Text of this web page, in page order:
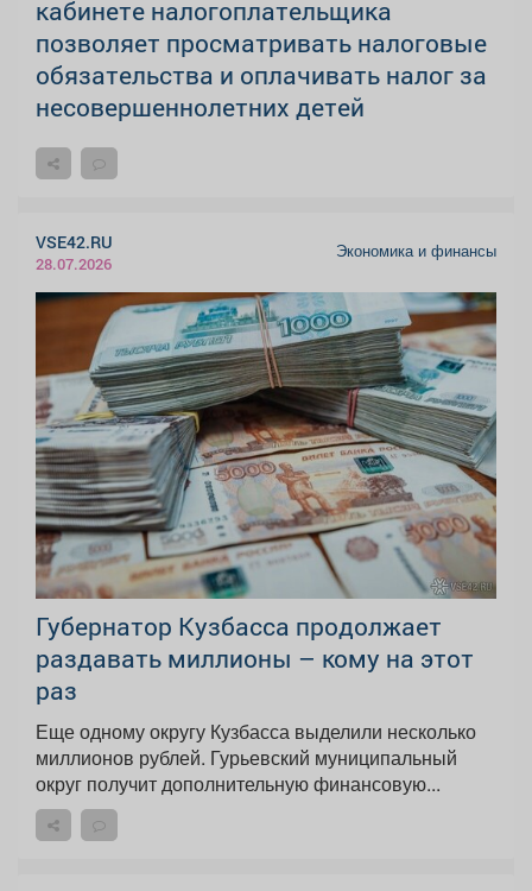
кабинете налогоплательщика
позволяет просматривать налоговые
обязательства и оплачивать налог за
несовершеннолетних детей
VSE42.RU
28.07.2026
Экономика и финансы
Губернатор Кузбасса продолжает
раздавать миллионы – кому на этот
раз
Еще одному округу Кузбасса выделили несколько
миллионов рублей. Гурьевский муниципальный
округ получит дополнительную финансовую...